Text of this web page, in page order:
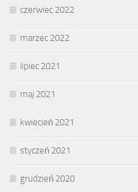
czerwiec 2022
marzec 2022
lipiec 2021
maj 2021
kwiecień 2021
styczeń 2021
grudzień 2020